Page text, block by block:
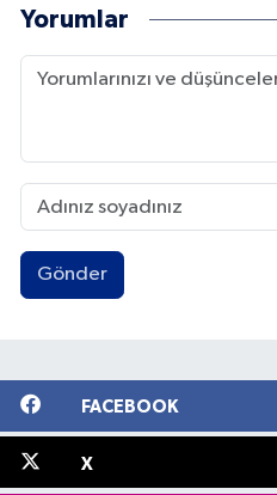
Yorumlar
Gönder
FACEBOOK
X